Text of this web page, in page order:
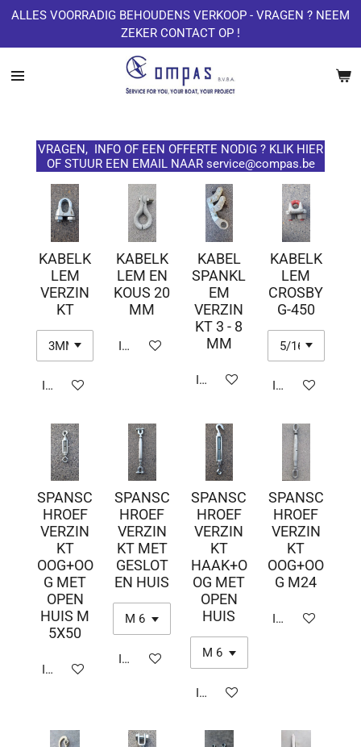
Ga
naar
de
ALLES VOORRADIG BEHOUDENS VERKOOP - VRAGEN ? NEEM
ZEKER CONTACT OP !
VRAGEN, INFO OF EEN OFFERTE NODIG ? KLIK HIER
OF STUUR EEN EMAIL NAAR service@compas.be
KABELK
LEM
VERZIN
KT
In winkelwagen
KABELK
LEM EN
KOUS 20
MM
In winkelwagen
KABEL
SPANKL
EM
VERZIN
KT 3 - 8
MM
In winkelwagen
KABELK
LEM
CROSBY
G-450
In winkelwagen
SPANSC
HROEF
VERZIN
KT
OOG+OO
G MET
OPEN
HUIS M
5X50
In winkelwagen
SPANSC
HROEF
VERZIN
KT MET
GESLOT
EN HUIS
In winkelwagen
SPANSC
HROEF
VERZIN
KT
HAAK+O
OG MET
OPEN
HUIS
In winkelwagen
SPANSC
HROEF
VERZIN
KT
OOG+OO
G M24
In winkelwagen